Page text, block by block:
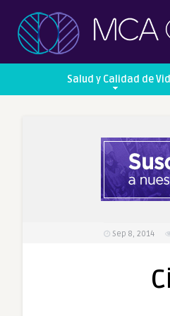
Salud y Calidad de
Sep 8, 2014